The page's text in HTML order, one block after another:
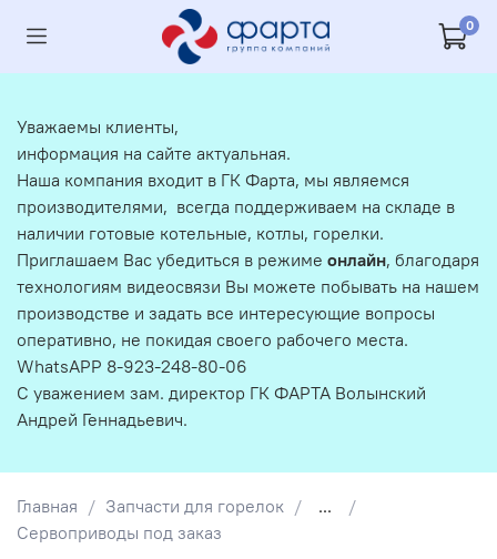
0
Главная Запчасти для горелок
...
Сервоприводы под заказ
Уважаемы клиенты,
информация на сайте актуальная.
Наша компания входит в ГК Фарта, мы являемся
производителями, всегда поддерживаем на складе в
наличии готовые котельные, котлы, горелки.
Приглашаем Вас убедиться в режиме онлайн, благодаря
технологиям видеосвязи Вы можете побывать на нашем
производстве и задать все интересующие вопросы
оперативно, не покидая своего рабочего места.
WhatsAPP 8-923-248-80-06
С уважением зам. директор ГК ФАРТА Волынский
Андрей Геннадьевич.